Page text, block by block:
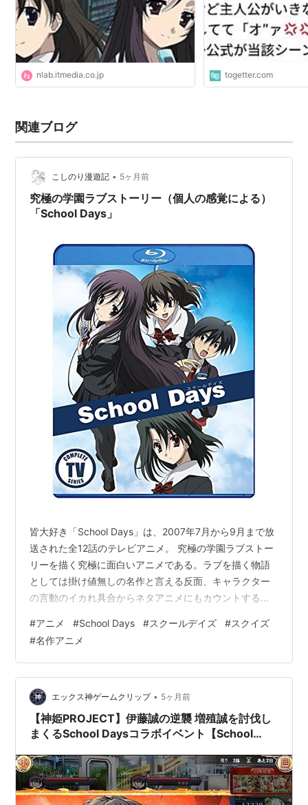
中止され、話題を集めた。
スタッフ
原作：オーバーフロー
監督：元永慶太郎
キャラクターデザイン・総作画監督：ごとうじゅん
じ
音響監督：蝦名恭範
音楽：大久保薫
プロデューサー：伊藤誠、後藤政則、小池克実
製作：School Days製作委員会
伊藤誠：平川大輔
桂言葉：岡嶋妙
西園寺世界：河原木志穂
清浦刹那：井本恵子
加藤乙女：永見はるか
黒田光：田中涼子
桂心：亜城めぐ
甘露寺七海：たかはし智秋
澤永泰介：松本吉朗
第1巻：2007年9月26日発売
第2巻：2007年10月31日発売
第3巻：2007年11月28日発売
第5巻：2008年1月30日発売
第6巻：2008年2月27日発売
OVA
Valentine Days
PS2版ゲームの初回限定版に特典として同梱された番外
編。
School Days(スクールデイズ)
nlab.itmedia.co.jp togetter.com
関連ブログ
こしのり漫遊記 • 5ヶ月前
究極の学園ラブストーリー（個人の感覚による）
「School Days」
皆大好き「School Days」は、2007年7月から9月まで放
送された全12話のテレビアニメ。 究極の学園ラブストー
リーを描く究極に面白いアニメである。ラブを描く物語
としては掛け値無しの名作と言える反面、キャラクター
の言動のイカれ具合からネタアニメにもカウントするこ
ソアニメよりは加点が多いことで上等なものだと言えま
すな。 これはだいたい10年くらい前に視聴しました。当
時は私の人生史上一番くらいに自由時間が多かったもの
だからとにかく面白いアニメはないかと色々探していた
のだ。当時は今みたいに放送アニメがバカみたいに多く
なかったので、過去作から色…
#アニメ #School Days #スクールデイズ #スクイズ
#名作アニメ
エックス神ゲームクリップ • 5ヶ月前
【神姫PROJECT】伊藤誠の逆襲 増殖誠を討伐し
まくるSchool Daysコラボイベント【School